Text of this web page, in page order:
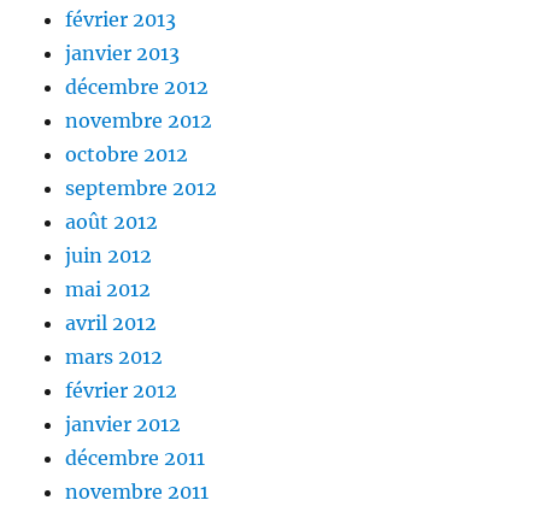
février 2013
janvier 2013
décembre 2012
novembre 2012
octobre 2012
septembre 2012
août 2012
juin 2012
mai 2012
avril 2012
mars 2012
février 2012
janvier 2012
décembre 2011
novembre 2011